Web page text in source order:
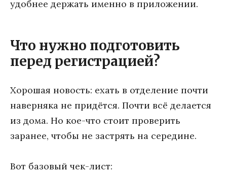
удобнее держать именно в приложении.
Что нужно подготовить
перед регистрацией?
Хорошая новость: ехать в отделение почти
наверняка не придётся. Почти всё делается
из дома. Но кое-что стоит проверить
заранее, чтобы не застрять на середине.
Вот базовый чек-лист: